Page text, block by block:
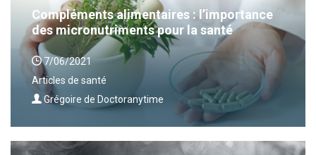
Compléments alimentaires : l’importance
des micronutriments pour la santé
7/06/2021
Articles de santé
Grégoire de Doctoranytime